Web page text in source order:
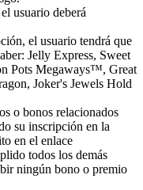
usuario deberá
el usuario tendrá que
Jelly Express, Sweet
Pots Megaways™, Great
Joker's Jewels Hold
o bonos relacionados
su inscripción en la
en el enlace
todos los demás
ningún bono o premio